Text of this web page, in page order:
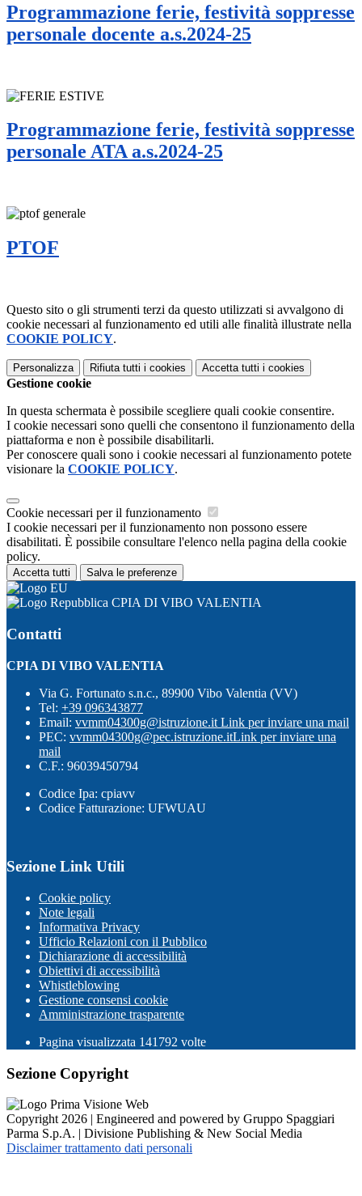
Programmazione ferie, festività soppresse
personale docente a.s.2024-25
Programmazione ferie, festività soppresse
personale ATA a.s.2024-25
PTOF
Questo sito o gli strumenti terzi da questo utilizzati si avvalgono di
cookie necessari al funzionamento ed utili alle finalità illustrate nella
COOKIE POLICY.
Personalizza Rifiuta tutti i cookies Accetta tutti i cookies
Gestione cookie
In questa schermata è possibile scegliere quali cookie consentire.
I cookie necessari sono quelli che consentono il funzionamento della
piattaforma e non è possibile disabilitarli.
Per conoscere quali sono i cookie necessari al funzionamento potete
visionare la COOKIE POLICY.
Cookie necessari per il funzionamento
I cookie necessari per il funzionamento non possono essere
disabilitati. È possibile consultare l'elenco nella pagina della cookie
policy.
Accetta tutti Salva le preferenze
CPIA DI VIBO VALENTIA
Contatti
CPIA DI VIBO VALENTIA
Via G. Fortunato s.n.c., 89900 Vibo Valentia (VV)
Tel: +39 096343877
Email: vvmm04300g@istruzione.it Link per inviare una mail
PEC: vvmm04300g@pec.istruzione.itLink per inviare una
mail
C.F.: 96039450794
Codice Ipa: cpiavv
Codice Fatturazione: UFWUAU
Sezione Link Utili
Cookie policy
Note legali
Informativa Privacy
Ufficio Relazioni con il Pubblico
Dichiarazione di accessibilità
Obiettivi di accessibilità
Whistleblowing
Gestione consensi cookie
Amministrazione trasparente
Pagina visualizzata 141792 volte
Sezione Copyright
Copyright 2026 | Engineered and powered by Gruppo Spaggiari
Parma S.p.A. | Divisione Publishing & New Social Media
Disclaimer trattamento dati personali